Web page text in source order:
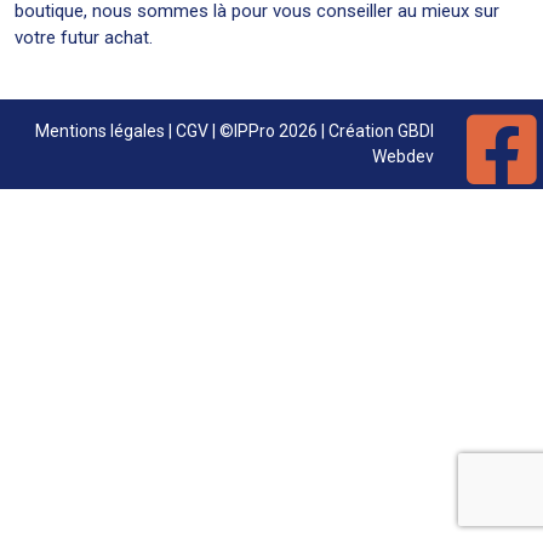
boutique, nous sommes là pour vous conseiller au mieux sur
votre futur achat.
Mentions légales CGV | ©IPPro 2026 | Création GBDI
Webdev